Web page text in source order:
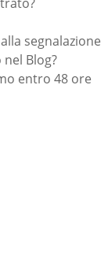
segnalazione
Blog?
entro 48 ore